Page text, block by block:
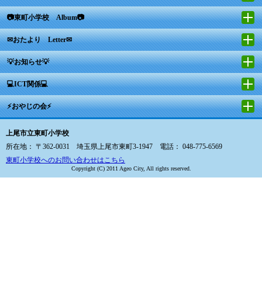
📷東町小学校 Album📷
✉おたより Letter✉
💡お知らせ💡
💻ICT関係💻
⚡おやじの会⚡
上尾市立東町小学校
所在地： 〒362-0031 埼玉県上尾市東町3-1947 電話： 048-775-6569
東町小学校へのお問い合わせはこちら
Copyright (C) 2011 Ageo City, All rights reserved.